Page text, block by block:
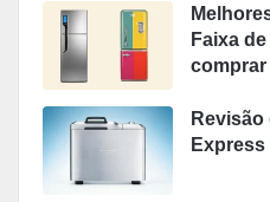
Faixa
comprar
Express